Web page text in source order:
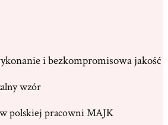
i bezkompromisowa jakość
wzór
polskiej pracowni MAJK